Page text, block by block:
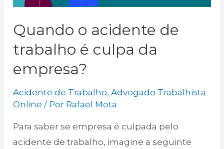
Quando o acidente de
trabalho é culpa da
empresa?
Acidente de Trabalho,Advogado Trabalhista
Online / Por Rafael Mota
Para saber se empresa é culpada pelo
acidente de trabalho, imagine a seguinte